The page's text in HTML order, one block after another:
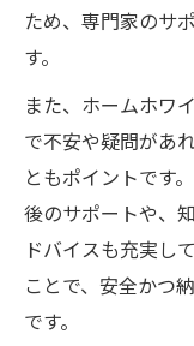
ため、専門家のサ
す。
また、ホームホワ
で不安や疑問があ
ともポイントです
後のサポートや、
ドバイスも充実し
ことで、安全かつ
です。